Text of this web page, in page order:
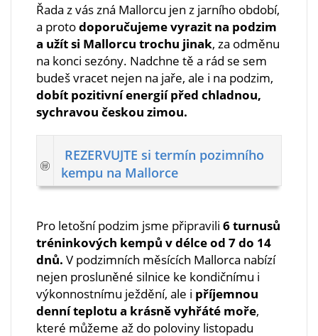
Řada z vás zná Mallorcu jen z jarního období,
a protodoporučujeme vyrazit na podzim
a užít si Mallorcu trochu jinak, za odměnu
na konci sezóny. Nadchne tě a rád se sem
budeš vracet nejen na jaře, ale i na podzim,
dobít pozitivní energií před chladnou,
sychravou českou zimou.
REZERVUJTE si termín pozimního
kempu na Mallorce
Pro letošní podzim jsme připravili 6 turnusů
tréninkových kempů v délce od 7 do 14
dnů. V podzimních měsících Mallorca nabízí
nejen prosluněné silnice ke kondičnímu i
výkonnostnímu ježdění, ale i příjemnou
denní teplotu a krásně vyhřáté moře,
které můžeme až do poloviny listopadu